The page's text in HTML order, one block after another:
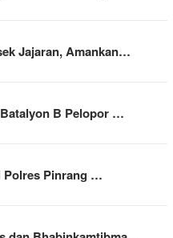
Jajaran, Amankan…
B Pelopor …
Polres Pinrang …